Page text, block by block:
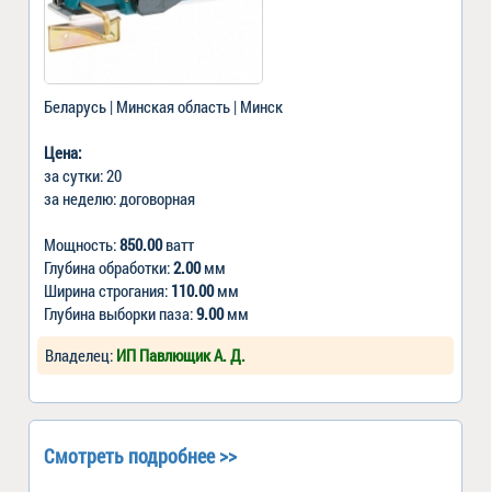
Беларусь | Минская область | Минск
Цена:
за сутки: 20
за неделю: договорная
Мощность:850.00ватт
Глубина обработки:2.00мм
Ширина строгания: 110.00мм
Глубина выборки паза:9.00мм
Владелец: ИП Павлющик А. Д.
Смотреть подробнее >>